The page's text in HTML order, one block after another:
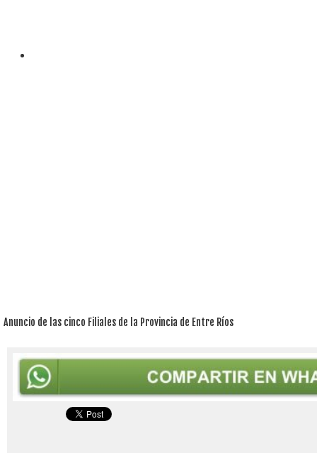
Anuncio de las cinco Filiales de la Provincia de Entre Ríos